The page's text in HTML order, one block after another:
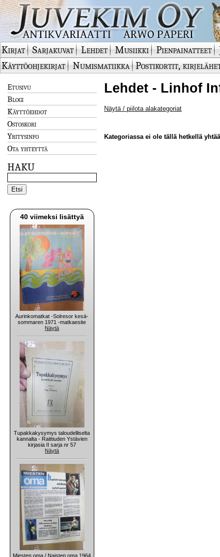
Kirjat Sarjakuvat Lehdet Musiikki Pienpainatteet
Käyttöohjekirjat
Numismatiikka Postikortit,
Etusivu
Blogi
Käyttöehdot
Ostoskori
Yritysinfo
Ota yhteyttä
HAKU
40 viimeksi lisättyä
Aurinkomatkat -Solresor kesä-
sommaren 1971 -matkaesite
Näytä
Tupakkakysymys taloudelliselta
kannalta - Raittiuden Ystävien
kirjasia II sarja nr 57
Näytä
Miesten oma / Naisten oma 1964
Lehdet - Linhof
Näytä / piilota alakategoriat
Kategoriassa ei ole tällä hetkellä